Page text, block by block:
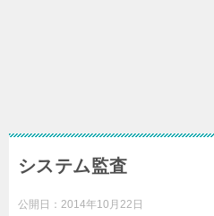
システム監査
公開日： 2014年10月22日